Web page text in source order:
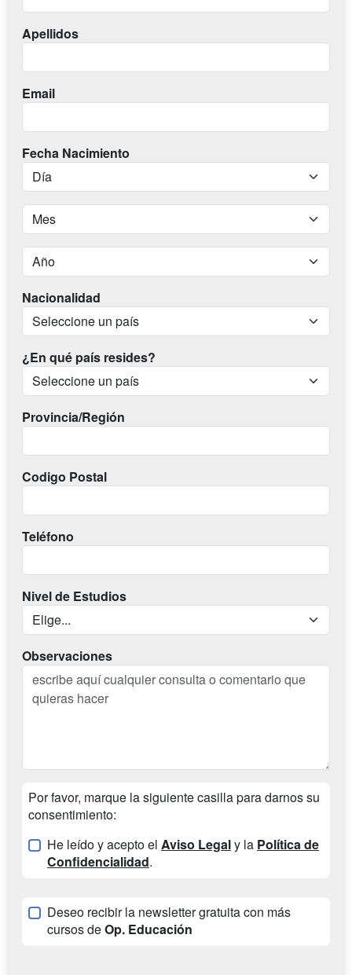
Apellidos
Email
Fecha Nacimiento
Nacionalidad
¿En qué país resides?
Provincia/Región
Codigo Postal
Teléfono
Nivel de Estudios
Observaciones
Por favor, marque la siguiente casilla para darnos su
consentimiento:
He leído y acepto el Aviso Legaly la Política de
Confidencialidad.
Deseo recibir la newsletter gratuita con más
cursos deOp. Educación